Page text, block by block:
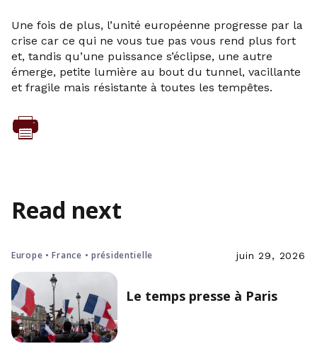
Une fois de plus, l’unité européenne progresse par la
crise car ce qui ne vous tue pas vous rend plus fort
et, tandis qu’une puissance s’éclipse, une autre
émerge, petite lumière au bout du tunnel, vacillante
et fragile mais résistante à toutes les tempêtes.
Read next
Europe • France • présidentielle juin 29, 2026
Le temps presse à Paris